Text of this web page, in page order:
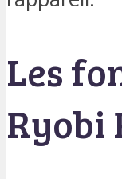
Les
Ryobi